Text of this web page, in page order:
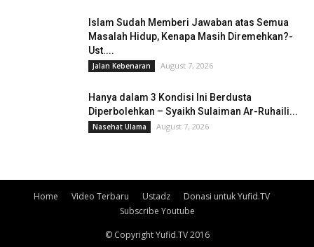
Islam Sudah Memberi Jawaban atas Semua
Masalah Hidup, Kenapa Masih Diremehkan?-
Ust....
Jalan Kebenaran August 7, 2026
Hanya dalam 3 Kondisi Ini Berdusta
Diperbolehkan – Syaikh Sulaiman Ar-Ruhaili...
Nasehat Ulama August 7, 2026
Home Video Terbaru Ustadz
Donasi untuk Yufid.TV
Subscribe Youtube
© Copyright Yufid.TV 2016